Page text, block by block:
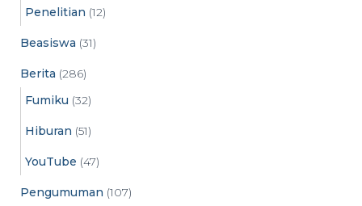
Penelitian (12)
Beasiswa (31)
Berita (286)
Fumiku (32)
Hiburan (51)
YouTube (47)
Pengumuman (107)